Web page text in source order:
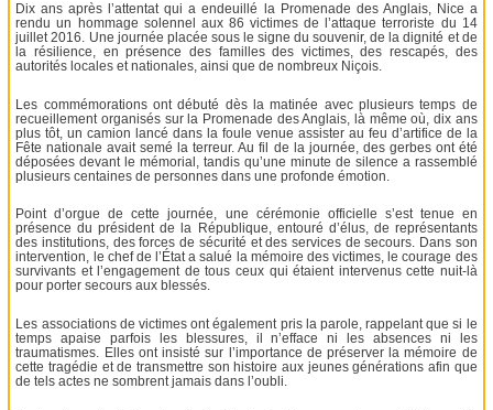
Dix ans après l’attentat qui a endeuillé la Promenade des Anglais, Nice a
rendu un hommage solennel aux 86 victimes de l’attaque terroriste du 14
juillet 2016. Une journée placée sous le signe du souvenir, de la dignité et de
la résilience, en présence des familles des victimes, des rescapés, des
autorités locales et nationales, ainsi que de nombreux Niçois.
Les commémorations ont débuté dès la matinée avec plusieurs temps de
recueillement organisés sur la Promenade des Anglais, là même où, dix ans
plus tôt, un camion lancé dans la foule venue assister au feu d’artifice de la
Fête nationale avait semé la terreur. Au fil de la journée, des gerbes ont été
déposées devant le mémorial, tandis qu’une minute de silence a rassemblé
plusieurs centaines de personnes dans une profonde émotion.
Point d’orgue de cette journée, une cérémonie officielle s’est tenue en
présence du président de la République, entouré d’élus, de représentants
des institutions, des forces de sécurité et des services de secours. Dans son
intervention, le chef de l’État a salué la mémoire des victimes, le courage des
survivants et l’engagement de tous ceux qui étaient intervenus cette nuit-là
pour porter secours aux blessés.
Les associations de victimes ont également pris la parole, rappelant que si le
temps apaise parfois les blessures, il n’efface ni les absences ni les
traumatismes. Elles ont insisté sur l’importance de préserver la mémoire de
cette tragédie et de transmettre son histoire aux jeunes générations afin que
de tels actes ne sombrent jamais dans l’oubli.